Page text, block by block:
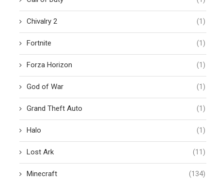
Chivalry 2 (1)
Fortnite (1)
Forza Horizon (1)
God of War (1)
Grand Theft Auto (1)
Halo (1)
Lost Ark (11)
Minecraft (134)